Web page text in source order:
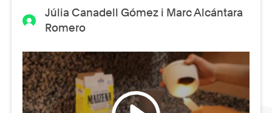
Júlia Canadell Gómez i Marc Alcántara
Romero